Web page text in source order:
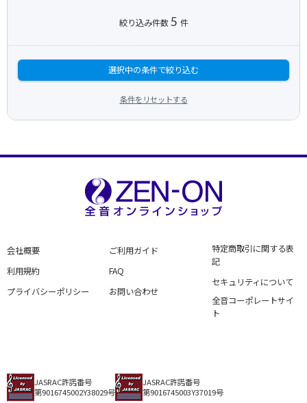
絞り込み件数5 件
選択中の条件で絞り込む
条件をリセットする
会社概要
利用規約
プライバシーポリシー
ご利用ガイド
FAQ
お問い合わせ
特定商取引に関する表
記
セキュリティについて
全音コーポレートサイ
ト
JASRAC許諾番号
第9016745002Y38029号
JASRAC許諾番号
第9016745003Y37019号